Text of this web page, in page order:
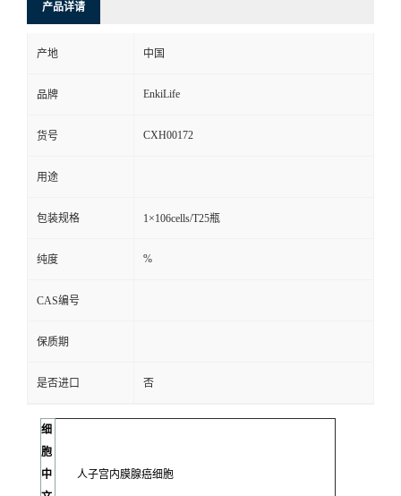
产品详请
产地 中国
品牌 EnkiLife
货号 CXH00172
用途
包装规格 1×106cells/T25瓶
纯度 %
CAS编号
保质期
是否进口 否
细
胞
中
人子宫内膜腺癌细胞